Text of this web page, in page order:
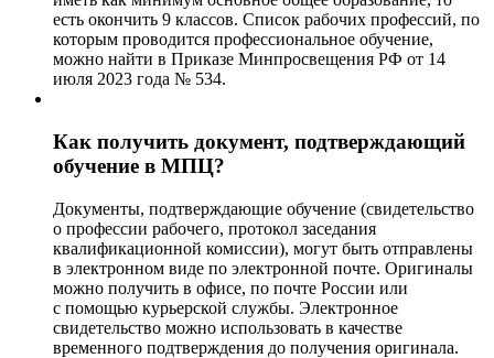
есть окончить 9 классов. Список рабочих профессий, по
которым проводится профессиональное обучение,
можно найти в Приказе Минпросвещения РФ от 14
июля 2023 года № 534.
Как получить документ, подтверждающий
обучение в МПЦ?
Документы, подтверждающие обучение (свидетельство
о профессии рабочего, протокол заседания
квалификационной комиссии), могут быть отправлены
в электронном виде по электронной почте. Оригиналы
можно получить в офисе, по почте России или
с помощью курьерской службы. Электронное
свидетельство можно использовать в качестве
временного подтверждения до получения оригинала.